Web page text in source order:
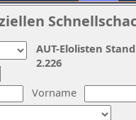
Vorname
AUT-Elolisten
2.226